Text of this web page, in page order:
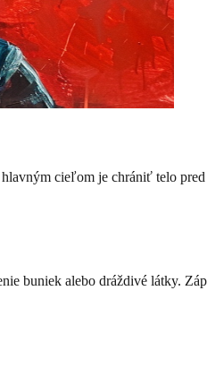
cieľom je chrániť telo
buniek alebo dráždivé látky.